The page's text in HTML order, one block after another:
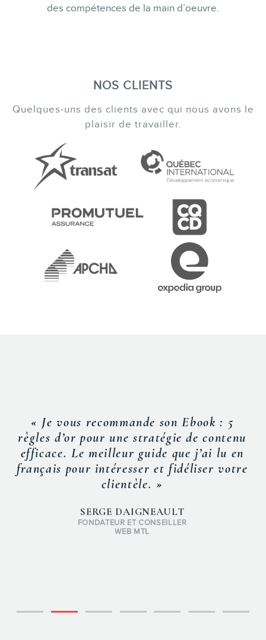
des compétences de la main d’oeuvre.
NOS CLIENTS
Quelques-uns des clients avec qui nous avons le
plaisir de travailler.
« Je vous recommande son Ebook : 5
règles d’or pour une stratégie de contenu
efficace. Le meilleur guide que j’ai lu en
français pour intéresser et fidéliser votre
clientèle. »
SERGE DAIGNEAULT
FONDATEUR ET CONSEILLER
WEB MTL